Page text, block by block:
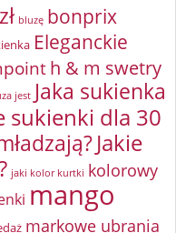
bluzę bonprix
Eleganckie
h & m swetry
jest Jaka sukienka
sukienki dla 30
Jakie
jaki kolor kurtki kolorowy
mango
markowe ubrania